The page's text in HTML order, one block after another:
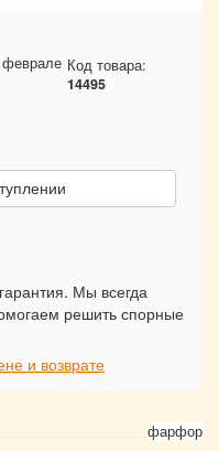
фарфор
феврале Код товара:
14495
Мы всегда
решить спорные
и возврате